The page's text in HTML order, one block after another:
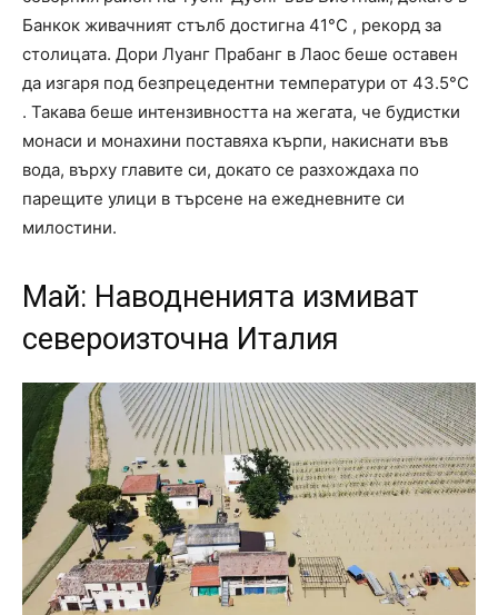
Банкок живачният стълб достигна 41°C , рекорд за
столицата. Дори Луанг Прабанг в Лаос беше оставен
да изгаря под безпрецедентни температури от 43.5°C
. Такава беше интензивността на жегата, че будистки
монаси и монахини поставяха кърпи, накиснати във
вода, върху главите си, докато се разхождаха по
парещите улици в търсене на ежедневните си
милостини.
Май: Наводненията измиват
североизточна Италия